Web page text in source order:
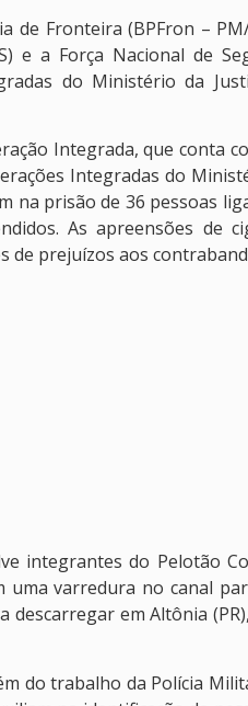
de Fronteira (BPFron –
e a Força Nacional de
do Ministério da
Integrada, que conta
Integradas do
na prisão de 36 pessoas
As apreensões de
de prejuízos aos
integrantes do Pelotão
uma varredura no canal
descarregar em Altônia
do trabalho da Polícia